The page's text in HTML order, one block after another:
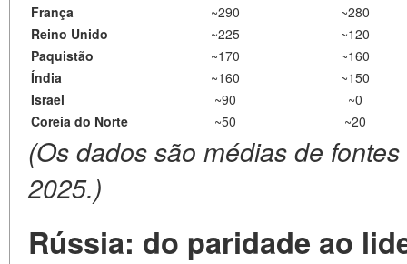
França
~290
~280
Reino Unido
~225
~120
Paquistão
~170
~160
Índia
~160
~150
Israel
~90
~0
Coreia do Norte
~50 ~20
(Os dados são médias de
2025.)
Rússia: do paridade ao